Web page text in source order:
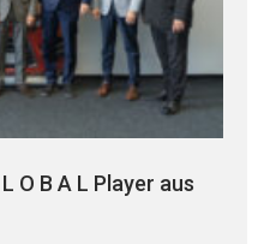
O B A L Player aus